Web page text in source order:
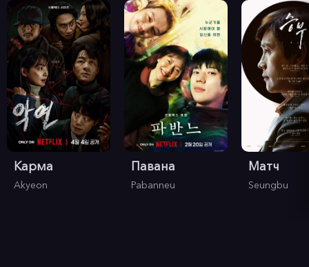
Карма
Akyeon
Павана
Pabanneu
Матч
Seungbu